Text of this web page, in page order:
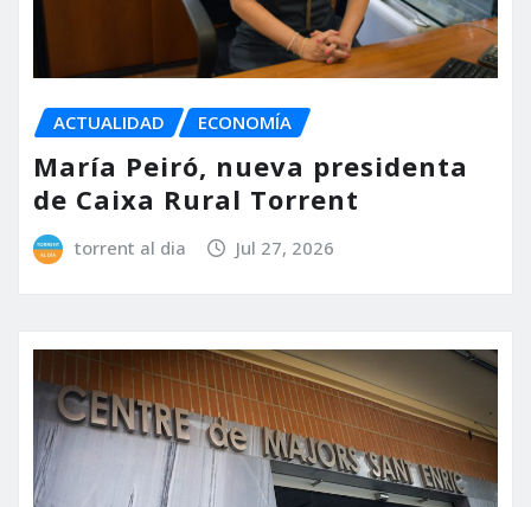
ACTUALIDAD ECONOMÍA
María Peiró, nueva presidenta
de Caixa Rural Torrent
torrent al dia Jul 27, 2026